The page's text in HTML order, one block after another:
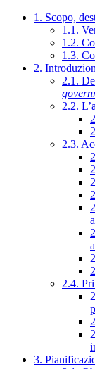
1. Scopo,
1.1.
1.2.
1.3.
2.
2.1.
2.2.
2.3.
2.4.
3.